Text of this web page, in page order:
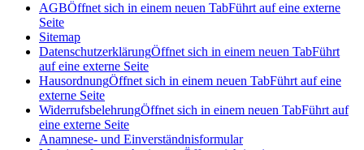
AGBÖffnet sich in einem neuen TabFührt auf eine externe
Seite
Sitemap
DatenschutzerklärungÖffnet sich in einem neuen TabFührt
auf eine externe Seite
HausordnungÖffnet sich in einem neuen TabFührt auf eine
externe Seite
WiderrufsbelehrungÖffnet sich in einem neuen TabFührt auf
eine externe Seite
Anamnese- und Einverständnisformular